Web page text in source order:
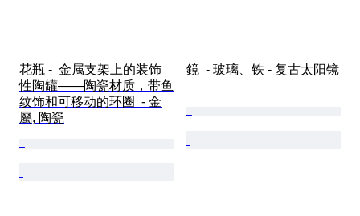
花瓶 -  金属支架上的装饰
性陶罐——陶瓷材质，带鱼
纹饰和可移动的环圈  - 金
屬, 陶瓷
鏡  - 玻璃、铁 - 复古太阳镜